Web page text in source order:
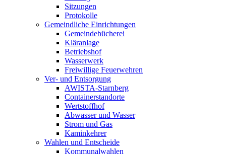
Sitzungen
Protokolle
Gemeindliche Einrichtungen
Gemeindebücherei
Kläranlage
Betriebshof
Wasserwerk
Freiwillige Feuerwehren
Ver- und Entsorgung
AWISTA-Starnberg
Containerstandorte
Wertstoffhof
Abwasser und Wasser
Strom und Gas
Kaminkehrer
Wahlen und Entscheide
Kommunalwahlen